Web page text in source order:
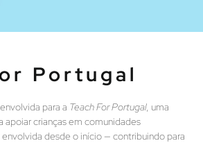
Portugal
para a Teach For Portugal, uma
apoiar crianças em comunidades
desde o início — contribuindo para